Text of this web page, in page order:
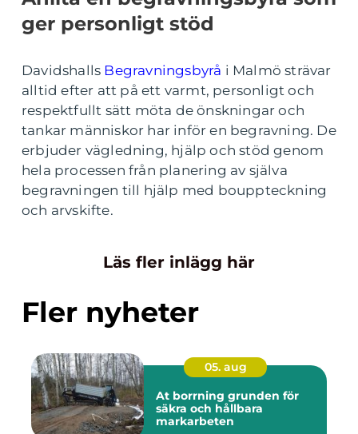
ger personligt stöd
Davidshalls Begravningsbyrå i Malmö strävar
alltid efter att på ett varmt, personligt och
respektfullt sätt möta de önskningar och
tankar människor har inför en begravning. De
erbjuder vägledning, hjälp och stöd genom
hela processen från planering av själva
begravningen till hjälp med bouppteckning
och arvskifte.
Läs fler inlägg här
Fler nyheter
05. aug
At borrning grunden för
säkra och hållbara
markarbeten